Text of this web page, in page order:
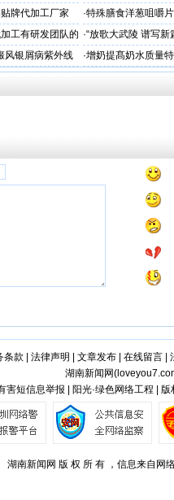
工厂
牌代加工厂家 ·特殊膳食洋葱咀嚼
务商
工有研发团队的 ·“放歌大武陵 谱写
开启
风银屑病紫外线
·增奶提髙奶水质量
家
条款 法律声明 文章发布| 在线留言|
湖南新闻网(
害短信息举报 | 阳光·绿色网络工程 |
湖南新闻网 版 权 所 有 ，信息来自网